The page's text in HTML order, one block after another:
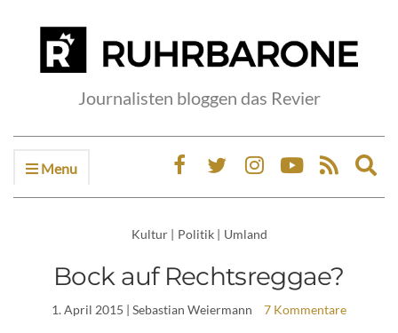
Journalisten bloggen das Revier
Menu
Kultur | Politik | Umland
Bock auf Rechtsreggae?
1. April 2015 | Sebastian Weiermann 7 Kommentare